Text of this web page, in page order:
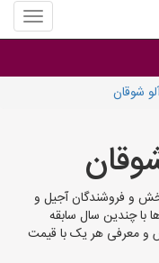
منوی
سایت
ها
شوقان
و فروشندگان آجیل و
با چندین سال سابقه
و معرفی هر یک با قیمت